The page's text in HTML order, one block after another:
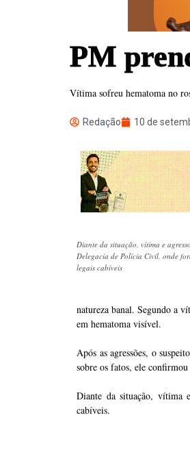
PM
Vítima sofreu hematoma no
Redação 10 de
Diante da situação, vítima e
Delegacia de Polícia Civil, onde
legais cabíveis
natureza banal. Segundo a
em hematoma visível.
Após as agressões, o
sobre os fatos, ele confirmou
Diante da situação, vítima
cabíveis.